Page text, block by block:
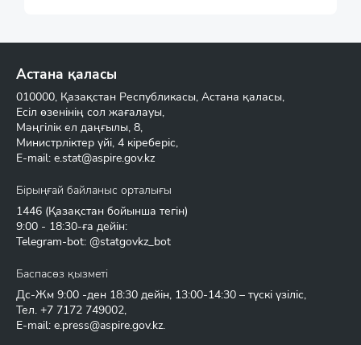
Астана қаласы
010000, Қазақстан Республикасы, Астана қаласы,
Есіл өзенінің сол жағалауы,
Мәңгілік ел даңғылы, 8,
Министрліктер үйі, 4 кіреберіс,
E-mail: e.stat@aspire.gov.kz
Бірыңғай байланыс орталығы
1446 (Қазақстан бойынша тегін)
9:00 - 18:30-ға дейін:
Telegram-bot: @statgovkz_bot
Баспасөз қызметі
Дс-Жм 9:00 -ден 18:30 дейін, 13:00-14:30 – түскі үзіліс,
Тел. +7 7172 749002,
E-mail: e.press@aspire.gov.kz.